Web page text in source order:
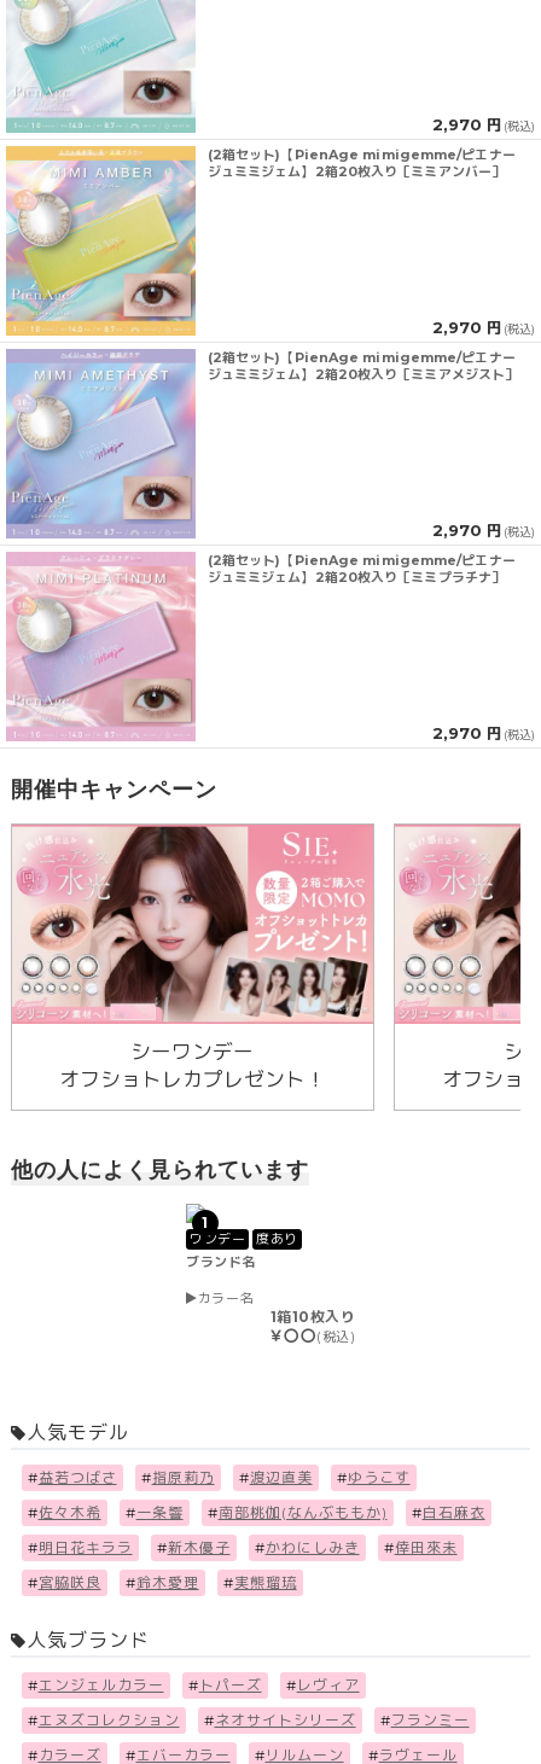
2,970 円 (税込)
(2箱セット)【PienAge mimigemme/ピエナー
ジュミミジェム】2箱20枚入り［ミミアンバー］
2,970 円 (税込)
(2箱セット)【PienAge mimigemme/ピエナー
ジュミミジェム】2箱20枚入り［ミミアメジスト］
2,970 円 (税込)
(2箱セット)【PienAge mimigemme/ピエナー
ジュミミジェム】2箱20枚入り［ミミプラチナ］
2,970 円 (税込)
開催中キャンペーン
シーワンデー
オフショトレカプレゼント！
シ
オフショ
他の人によく見られています
1
ワンデー
度あり
ブランド名
カラー名
1箱10枚入り
￥〇〇(税込)
人気モデル
#益若つばさ #指原莉乃 #渡辺直美 #ゆうこす
#佐々木希 #一条響 #南部桃伽(なんぶももか) #白石麻衣
#明日花キララ #新木優子 #かわにしみき #倖田來未
#宮脇咲良 #鈴木愛理 #実熊瑠琉
人気ブランド
#エンジェルカラー # トパーズ # レヴィア
#エヌズコレクション #ネオサイトシリーズ #フランミー
# カラーズ #エバーカラー # リルムーン #ラヴェール